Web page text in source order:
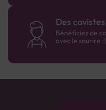
Des
Bénéficiez de
avec le sourire :)